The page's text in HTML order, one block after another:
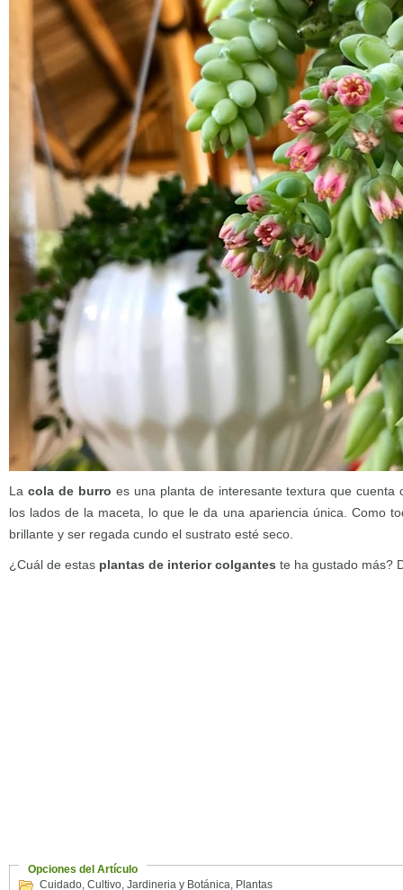
La cola de burro es una planta de interesante textura que cuenta
los lados de la maceta, lo que le da una apariencia única. Como
brillante y ser regada cundo el sustrato esté seco.
¿Cuál de estas plantas de interior colgantes te ha gustado más?
Opciones del Artículo
Cuidado, Cultivo, Jardineria y Botánica, Plantas